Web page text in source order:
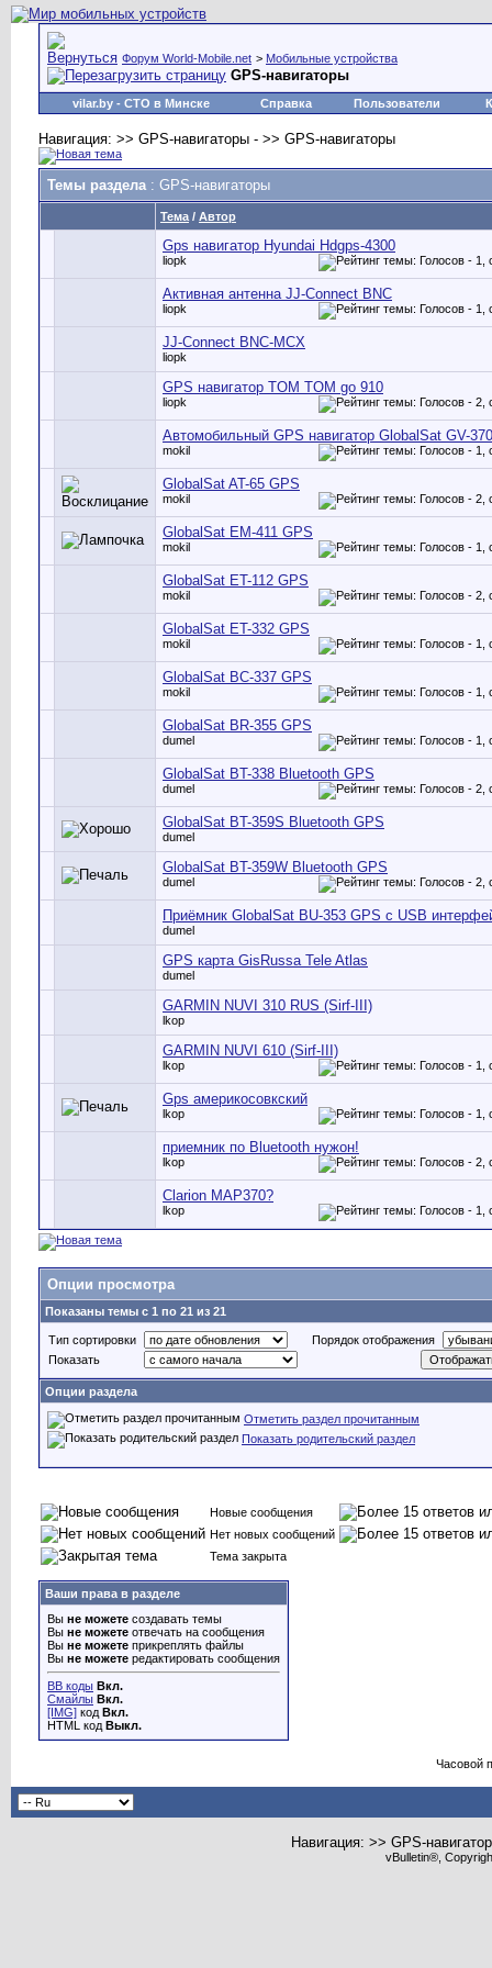
Форум World-Mobile.net > Мобильные устройства
GPS-навигаторы
vilar.by - СТО в Минске Справка Пользователи
Навигация: >> GPS-навигаторы - >> GPS-навигаторы
Темы раздела: GPS-навигаторы
Тема / Автор
Gps навигатор Hyundai Hdgps-4300
liopk
Активная антенна JJ-Connect BNC
liopk
JJ-Connect BNC-MCX
liopk
GPS навигатор TOM TOM go 910
liopk
Автомобильный GPS навигатор GlobalSat GV-370
mokil
GlobalSat AT-65 GPS
mokil
GlobalSat EM-411 GPS
mokil
GlobalSat ET-112 GPS
mokil
GlobalSat ET-332 GPS
mokil
GlobalSat BC-337 GPS
mokil
GlobalSat BR-355 GPS
dumel
GlobalSat BT-338 Bluetooth GPS
dumel
GlobalSat BT-359S Bluetooth GPS
dumel
GlobalSat BT-359W Bluetooth GPS
dumel
Приёмник GlobalSat BU-353 GPS с USB
dumel
GPS карта GisRussa Tele Atlas
dumel
GARMIN NUVI 310 RUS (Sirf-III)
lkop
GARMIN NUVI 610 (Sirf-III)
lkop
Gps америкосовкский
lkop
приемник по Bluetooth нужон!
lkop
Clarion MAP370?
lkop
Опции просмотра
Показаны темы с 1 по 21 из 21
Тип сортировки
Порядок отображения
Показать
Опции раздела
Отметить раздел прочитанным
Показать родительский раздел
Новые сообщения
Нет новых сообщений
Тема закрыта
Ваши права в разделе
Вы не можете создавать темы
Вы не можете отвечать на сообщения
Вы не можете прикреплять файлы
Вы не можете редактировать сообщения
BB коды Вкл.
Смайлы Вкл.
[IMG] код Вкл.
HTML код Выкл.
Часовой
Навигация: >> GPS-
vBulletin®,